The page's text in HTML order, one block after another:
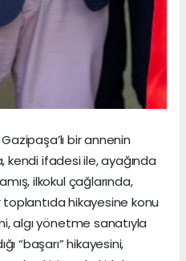
bir annenin
kendi ifadesi ile, ayağında
ilkokul çağlarında,
toplantıda hikayesine konu
algı yönetme sanatıyla
“başarı” hikayesini,